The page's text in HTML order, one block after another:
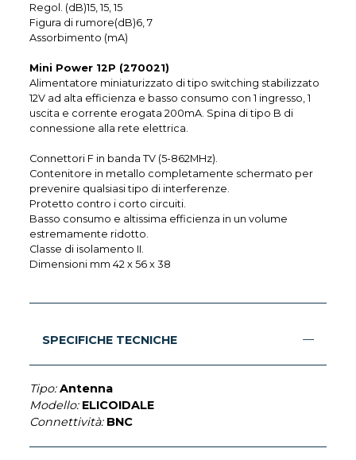
Regol. (dB)15, 15, 15
Figura di rumore(dB)6, 7
Assorbimento (mA)
Mini Power 12P (270021)
Alimentatore miniaturizzato di tipo switching stabilizzato
12V ad alta efficienza e basso consumo con 1 ingresso, 1
uscita e corrente erogata 200mA. Spina di tipo B di
connessione alla rete elettrica.
Connettori F in banda TV (5-862MHz).
Contenitore in metallo completamente schermato per
prevenire qualsiasi tipo di interferenze.
Protetto contro i corto circuiti.
Basso consumo e altissima efficienza in un volume
estremamente ridotto.
Classe di isolamento II.
Dimensioni mm 42 x 56 x 38
SPECIFICHE TECNICHE
Tipo: Antenna
Modello: ELICOIDALE
Connettività: BNC